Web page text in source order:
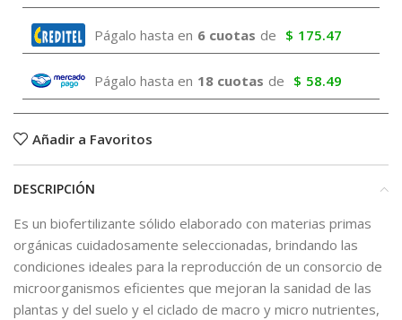
Págalo hasta en 6 cuotas de $ 175.47
Págalo hasta en 18 cuotas de $ 58.49
Añadir a Favoritos
DESCRIPCIÓN
Es un biofertilizante sólido elaborado con materias primas
orgánicas cuidadosamente seleccionadas, brindando las
condiciones ideales para la reproducción de un consorcio de
microorganismos eficientes que mejoran la sanidad de las
plantas y del suelo y el ciclado de macro y micro nutrientes,